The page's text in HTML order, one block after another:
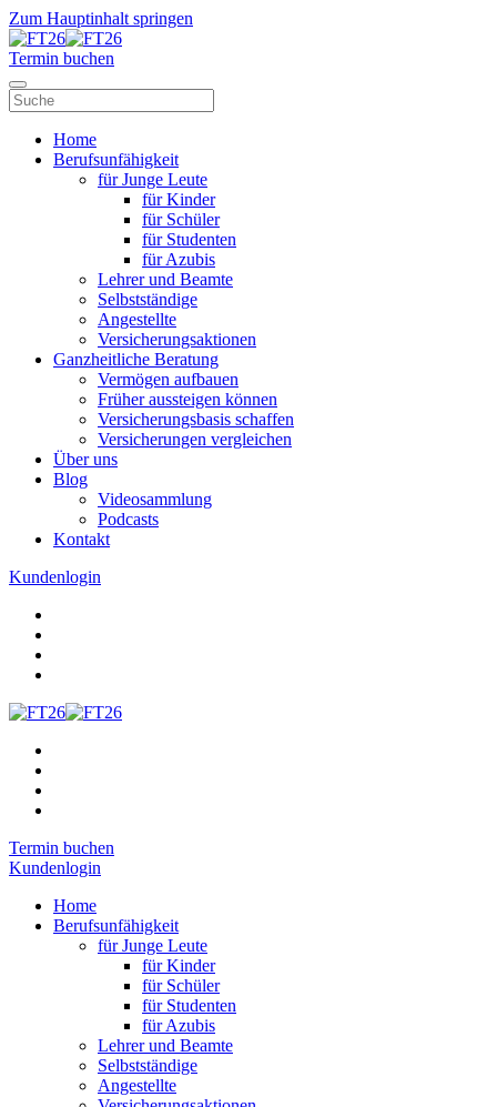
Zum Hauptinhalt springen
Termin buchen
Home
Berufsunfähigkeit
für Junge Leute
für Kinder
für Schüler
für Studenten
für Azubis
Lehrer und Beamte
Selbstständige
Angestellte
Versicherungsaktionen
Ganzheitliche Beratung
Vermögen aufbauen
Früher aussteigen können
Versicherungsbasis schaffen
Versicherungen vergleichen
Über uns
Blog
Videosammlung
Podcasts
Kontakt
Kundenlogin
Termin buchen
Kundenlogin
Home
Berufsunfähigkeit
für Junge Leute
für Kinder
für Schüler
für Studenten
für Azubis
Lehrer und Beamte
Selbstständige
Angestellte